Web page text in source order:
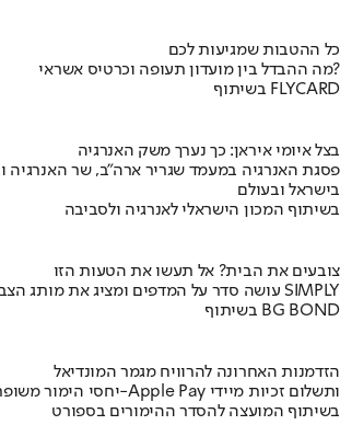
כל ההטבות שמגיעות לכם
מה ההבדל בין מועדון תעופה וכרטיס אשראי?
בשיתוף FLYCARD
בצל איומי איראן: כך נערך משק האנרגיה
פסגת האנרגיה במעמד שגריר ארה"ב, שר האנרגיה
בישראל ובעולם
בשיתוף המכון הישראלי לאנרגיה ולסביבה
צובעים את הבית? אל תעשו את הטעות הזו
מומחה BG BOND עושה סדר על המדפים ומציג את מותג הצבע SIMPLY
בשיתוף BG BOND
הזדמנות האחרונה להרוויח מגמר המונדיאל
יחסי הימור משופרים, הפקדות ב-Apple Pay ותשלום זכיות מיידי
בשיתוף המועצה להסדר ההימורים בספורט